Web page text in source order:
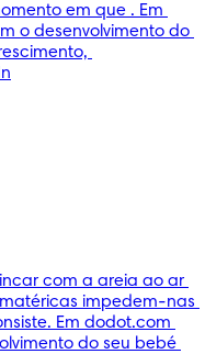
em que . Em
o desenvolvimento do
com a areia ao ar
impedem-nas
Em dodot.com
do seu bebé